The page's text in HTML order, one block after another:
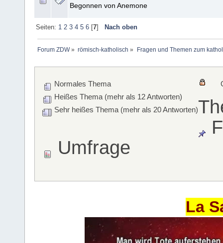
Begonnen von Anemone
Seiten: 1 2 3 4 5 6[7] Nach oben
Forum ZDW» römisch-katholisch » Fragen und Themen zum
Normales Thema
Heißes Thema (mehr als 12 Antworten)
Sehr heißes Thema (mehr als 20 Antworten)
Umfrage
La